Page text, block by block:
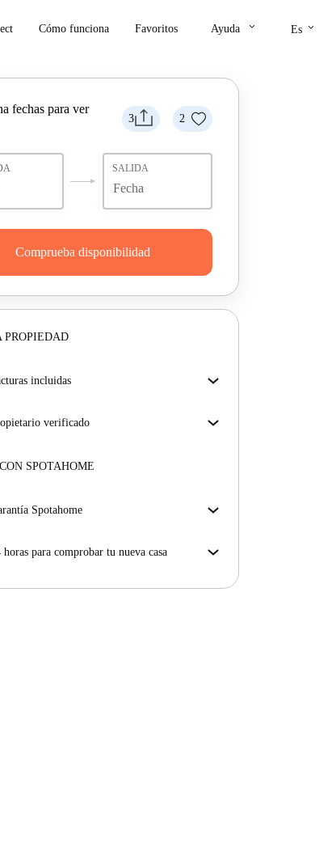
Cómo funciona Favoritos Ayuda keyboard_arrow_down Es keyboard_arrow_down
3 2
fechas para ver
SALIDA
Comprueba disponibilidad
PROPIEDAD
incluidas
incluidas, que cubren alquiler y servicios
experiencia de alquiler sin complicaciones.
verificado
este arrendador
SPOTAHOME
Spotahome
previas a la fecha de entrada, Spotahome A) te
hasta que encuentres nueva casa o B) te hará
horas para comprobar tu nueva casa